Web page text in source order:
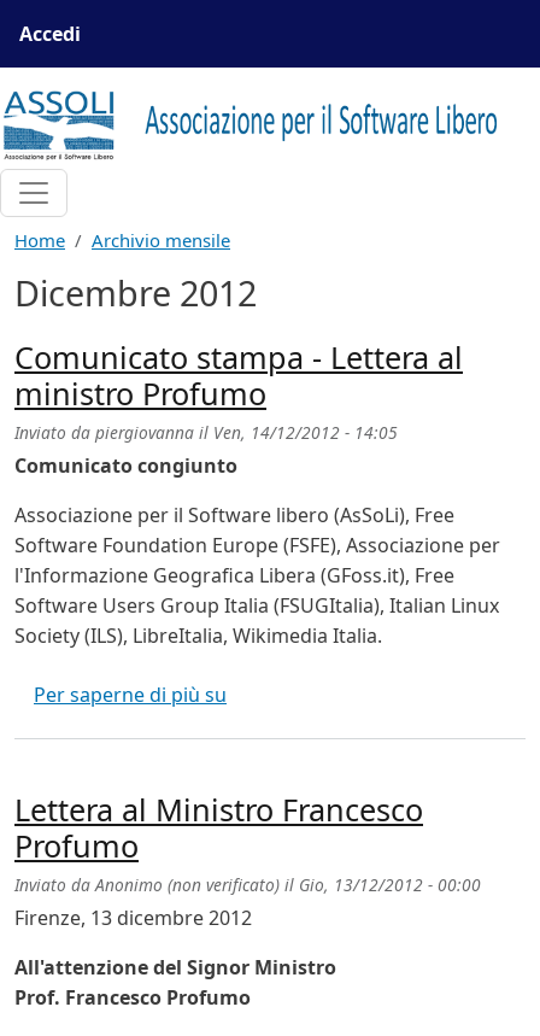
Menu profilo utente
Accedi
Home Archivio mensile
Dicembre 2012
Comunicato stampa - Lettera al
ministro Profumo
Inviato da piergiovanna il Ven, 14/12/2012 - 14:05
Comunicato congiunto
Associazione per il Software libero (AsSoLi), Free
Software Foundation Europe (FSFE), Associazione per
l'Informazione Geografica Libera (GFoss.it), Free
Software Users Group Italia (FSUGItalia), Italian Linux
Society (ILS), LibreItalia, Wikimedia Italia.
Per saperne di più su
Lettera al Ministro Francesco
Profumo
Inviato da Anonimo (non verificato) il Gio, 13/12/2012 - 00:00
Firenze, 13 dicembre 2012
All'attenzione del Signor Ministro
Prof. Francesco Profumo